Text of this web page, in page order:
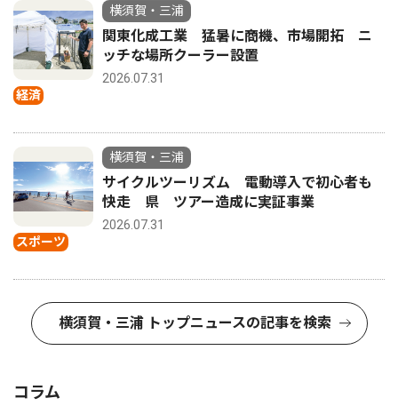
経済
横須賀・三浦
関東化成工業 猛暑に商機、市場開拓 ニ
ッチな場所クーラー設置
2026.07.31
スポーツ
横須賀・三浦
サイクルツーリズム 電動導入で初心者も
快走 県 ツアー造成に実証事業
2026.07.31
横須賀・三浦 トップニュースの記事を検索
コラム